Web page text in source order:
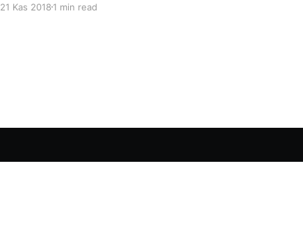
konferansta BM üyesi ülkeler tarafından
21 Kas 20181 min read